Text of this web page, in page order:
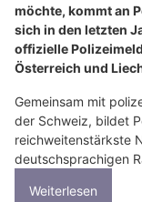
möchte, kommt an
sich in den letzten
offizielle
Österreich und
Gemeinsam mit
der Schweiz, bildet
reichweitenstärkste
deutschsprachigen
Weiterlesen